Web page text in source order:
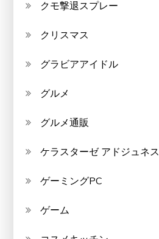
クモ撃退スプレー
クリスマス
グラビアアイドル
グルメ
グルメ通販
ケラスターゼ アドジュネス
ゲーミングPC
ゲーム